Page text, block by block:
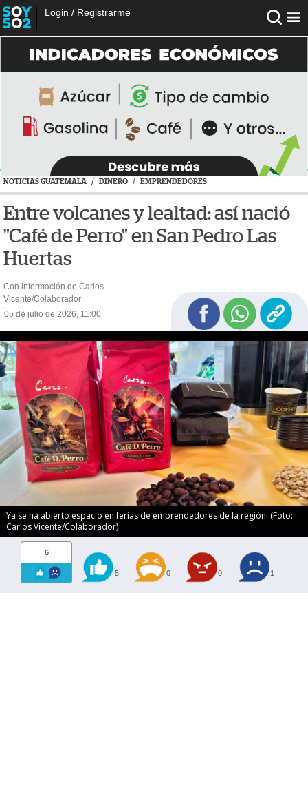
Login / Registrarme
NOTICIAS GUATEMALA / DINERO / EMPRENDEDORES
Entre volcanes y lealtad: así nació
"Café de Perro" en San Pedro Las
Huertas
Con información de Carlos
Vicente/Colaborador
05 de julio de 2026, 11:00
Ya se ha abierto espacio en ferias de emprendedores de la región. (Foto:
Carlos Vicente/Colaborador)
6
5 0 0 1